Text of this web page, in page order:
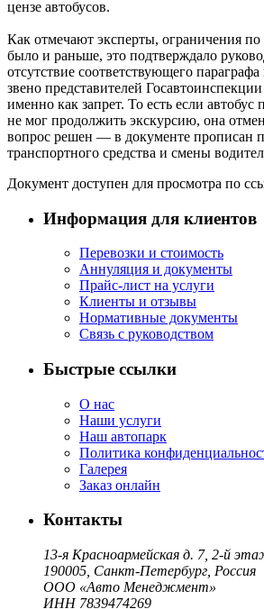
цензе автобусов.
Как отмечают эксперты, ограничения по
было и раньше, это подтверждало
отсутствие соответствующего
звено представителей
именно как запрет. То есть если автобус
не мог продолжить экскурсию, она
вопрос решен — в документе прописан
транспортного средства и смены
Документ доступен для просмотра по
Информация для клиентов
Перевозки и стоимость
Аннуляция и документы
Прайс-лист на услуги
Клиенты и отзывы
Нормативные документы
Связь с руководством
Быстрые ссылки
О нас
Наши услуги
Наш автопарк
Политика
Галерея
Заказ онлайн
Контакты
13-я Красноармейская д. 7, 2-й
190005, Санкт-Петербург, Россия
ООО «Авто Менеджмент»
ИНН 7839474269